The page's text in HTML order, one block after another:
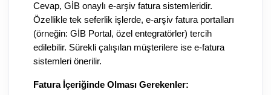
Cevap, GİB onaylı e-arşiv fatura sistemleridir.
Özellikle tek seferlik işlerde, e-arşiv fatura portalları
(örneğin: GİB Portal, özel entegratörler) tercih
edilebilir. Sürekli çalışılan müşterilere ise e-fatura
sistemleri önerilir.
Fatura İçeriğinde Olması Gerekenler: